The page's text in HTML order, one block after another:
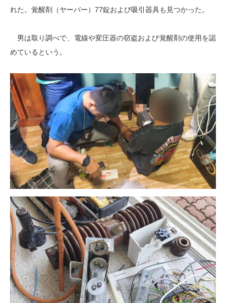
れた。覚醒剤（ヤーバー）77錠および吸引器具も見つかった。
男は取り調べで、電線や変圧器の窃盗および覚醒剤の使用を認
めているという。